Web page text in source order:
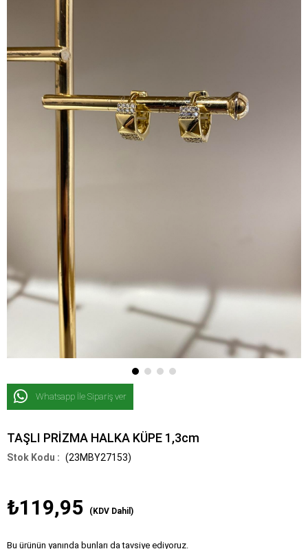
Whatsapp İle Sipariş ver
TAŞLI PRİZMA HALKA KÜPE 1,3cm
(23MBY27153)
₺119,95 (KDV Dahil)
Bu ürünün yanında bunları da tavsiye ediyoruz.